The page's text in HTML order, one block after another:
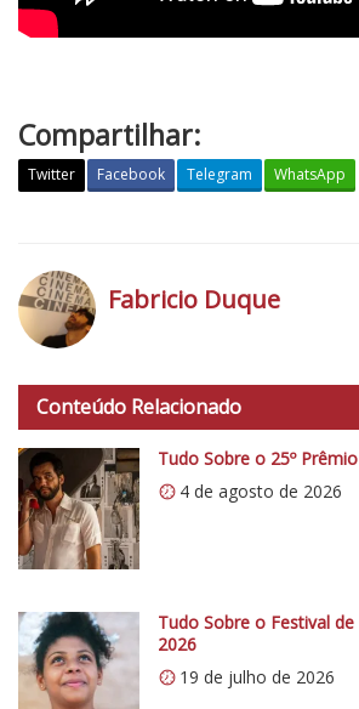
Compartilhar:
Twitter Facebook Telegram WhatsApp
d
e
c
l
u
s
i
o
:
D
t
p
s
:
/
/
0
.
w
Fabricio Duque
Conteúdo Relacionado
Tudo Sobre o 25º
4 de agosto de 2026
Tudo Sobre o Festival
2026
19 de julho de 2026